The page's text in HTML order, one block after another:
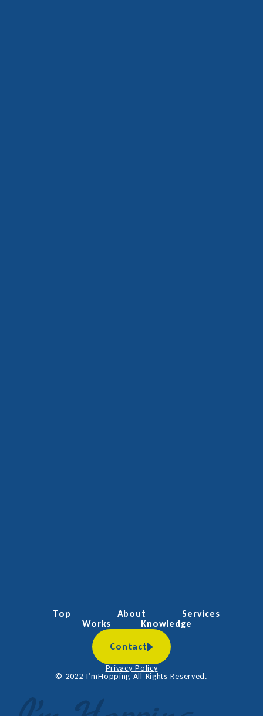
Top About
Services
Works
Knowledge
Contact
©︎ 2022 I’mHopping All Rights Reserved.
Privacy Policy